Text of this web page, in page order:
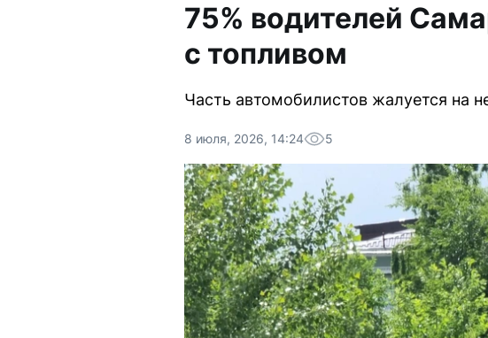
75% водителей
с топливом
Часть автомобилистов жалуется на
8 июля, 2026, 14:24 5